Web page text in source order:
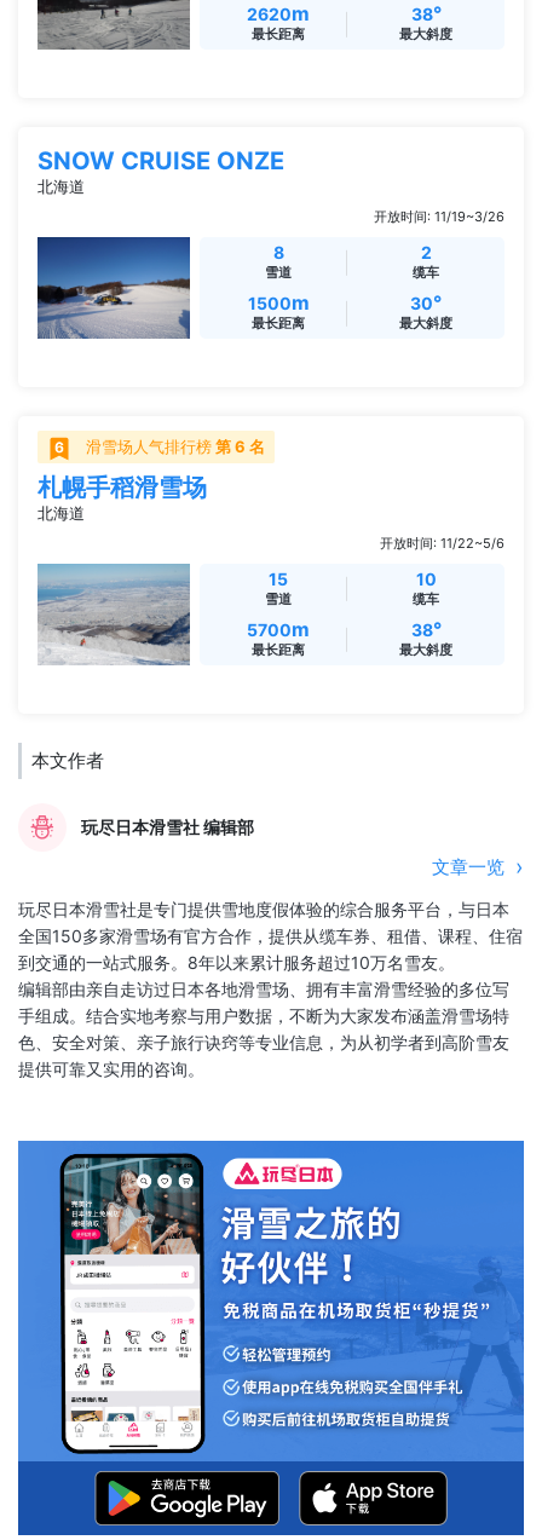
2620m
最长距离
38°
最大斜度
SNOW CRUISE ONZE
北海道
开放时间: 11/19~3/26
8
雪道
2
缆车
1500m
最长距离
30°
最大斜度
滑雪场人气排行榜第 6 名
札幌手稻滑雪场
北海道
开放时间: 11/22~5/6
15
雪道
10
缆车
5700m
最长距离
38°
最大斜度
本文作者
玩尽日本滑雪社 编辑部
文章一览
玩尽日本滑雪社是专门提供雪地度假体验的综合服务平台，与日本
全国150多家滑雪场有官方合作，提供从缆车券、租借、课程、住宿
到交通的一站式服务。8年以来累计服务超过10万名雪友。
编辑部由亲自走访过日本各地滑雪场、拥有丰富滑雪经验的多位写
手组成。结合实地考察与用户数据，不断为大家发布涵盖滑雪场特
色、安全对策、亲子旅行诀窍等专业信息，为从初学者到高阶雪友